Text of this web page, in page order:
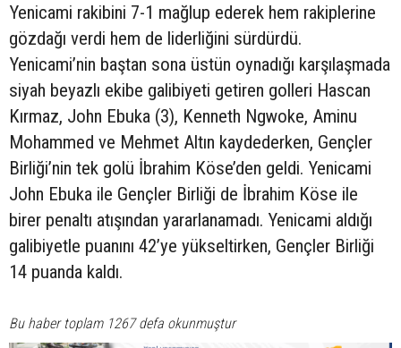
Yenicami rakibini 7-1 mağlup ederek hem rakiplerine
gözdağı verdi hem de liderliğini sürdürdü.
Yenicami’nin baştan sona üstün oynadığı karşılaşmada
siyah beyazlı ekibe galibiyeti getiren golleri Hascan
Kırmaz, John Ebuka (3), Kenneth Ngwoke, Aminu
Mohammed ve Mehmet Altın kaydederken, Gençler
Birliği’nin tek golü İbrahim Köse’den geldi. Yenicami
John Ebuka ile Gençler Birliği de İbrahim Köse ile
birer penaltı atışından yararlanamadı. Yenicami aldığı
galibiyetle puanını 42’ye yükseltirken, Gençler Birliği
14 puanda kaldı.
Bu haber toplam 1267 defa okunmuştur